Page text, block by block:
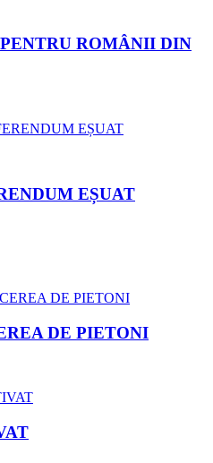
ROMÂNII DIN
EȘUAT
DE PIETONI